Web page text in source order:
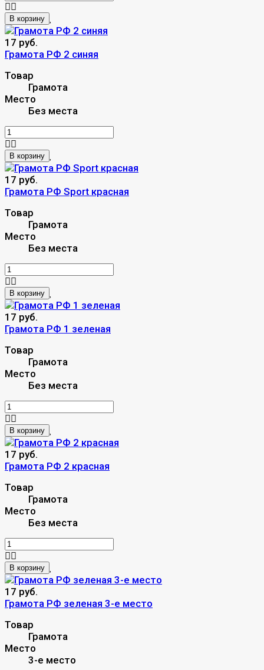
В корзину
17 руб.
Грамота РФ 2 синяя
Товар
Грамота
Место
Без места
В корзину
17 руб.
Грамота РФ Sport красная
Товар
Грамота
Место
Без места
В корзину
17 руб.
Грамота РФ 1 зеленая
Товар
Грамота
Место
Без места
В корзину
17 руб.
Грамота РФ 2 красная
Товар
Грамота
Место
Без места
В корзину
17 руб.
Грамота РФ зеленая 3-е место
Товар
Грамота
Место
3-е место